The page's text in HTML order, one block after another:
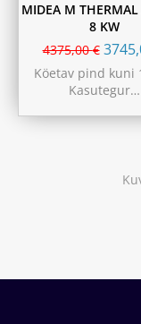
MIDEA M THERMAL
8 KW
4375,00€
Köetav pind kuni
Kasutegur…